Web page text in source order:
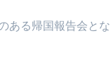
ある帰国報告会とな